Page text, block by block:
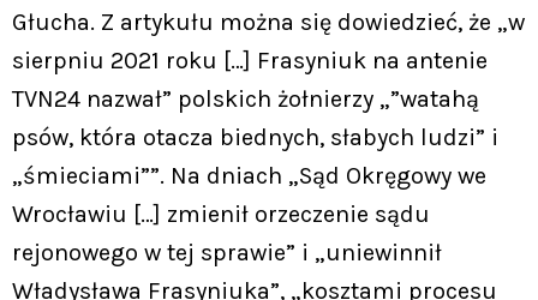
Głucha. Z artykułu można się dowiedzieć, że „w
sierpniu 2021 roku […] Frasyniuk na antenie
TVN24 nazwał” polskich żołnierzy „”watahą
psów, która otacza biednych, słabych ludzi” i
„śmieciami””. Na dniach „Sąd Okręgowy we
Wrocławiu […] zmienił orzeczenie sądu
rejonowego w tej sprawie” i „uniewinnił
Władysława Frasyniuka”, „kosztami procesu